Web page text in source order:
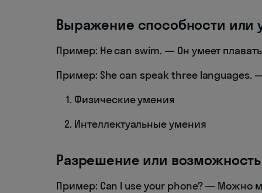
Выражение способности или
Пример: He can swim. — Он умеет
Пример: She can speak three languages.
Физические умения
Интеллектуальные умения
Разрешение или возможность
Пример: Can I use your phone? — Можно